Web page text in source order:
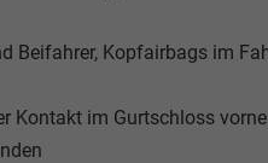
Beifahrer, Kopfairbags im
Kontakt im Gurtschloss